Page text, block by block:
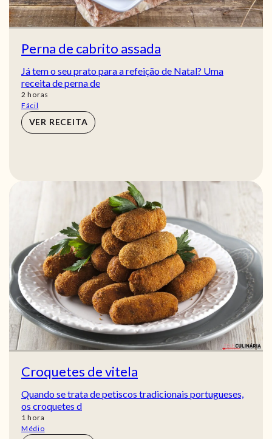
Perna de cabrito assada
Já tem o seu prato para a refeição de Natal? Uma
receita de perna de
2 horas
horas
Fácil
VER RECEITA
Croquetes de vitela
Quando se trata de petiscos tradicionais portugueses,
os croquetes d
1 hora
hora
Médio